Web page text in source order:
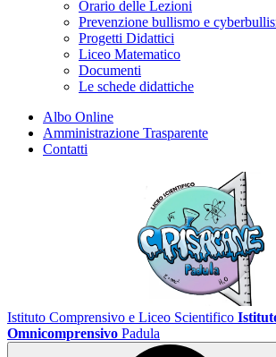
Orario delle Lezioni
Prevenzione bullismo e
Progetti Didattici
Liceo Matematico
Documenti
Le schede didattiche
Albo Online
Amministrazione Trasparente
Contatti
Istituto Comprensivo e Liceo Scientifico
Omnicomprensivo Padula